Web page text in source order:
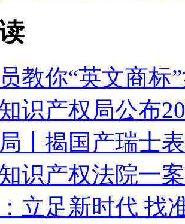
教你“英文商标
识产权局公布
丨揭国产瑞士
识产权法院一
立足新时代 找